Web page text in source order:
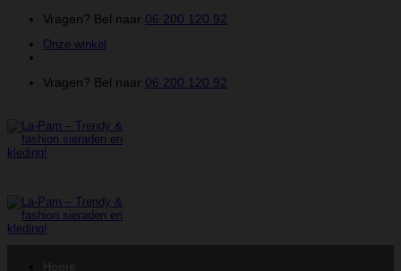
inhoud
Vragen? Bel naar 06 200 120 92
Onze winkel
Vragen? Bel naar 06 200 120 92